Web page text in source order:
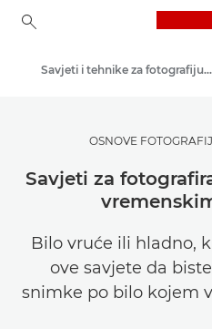
Pronađite inspiraciju | Savjeti za fotografiranje i ispisivanje te vodiči za kupce
Savjeti i tehnike za fotografiju i ispisivanje
OSNOVE
Savjeti za
Bilo vruće ili hladno,
ove savjete da
snimke po bilo kojem